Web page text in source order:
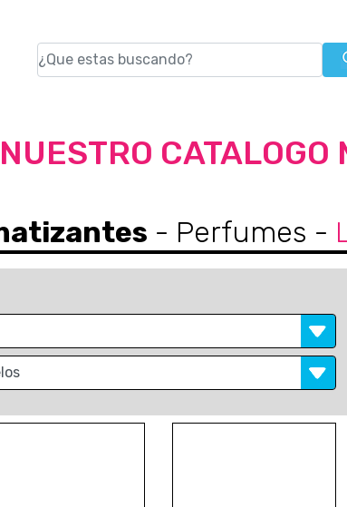
- Perfumes -